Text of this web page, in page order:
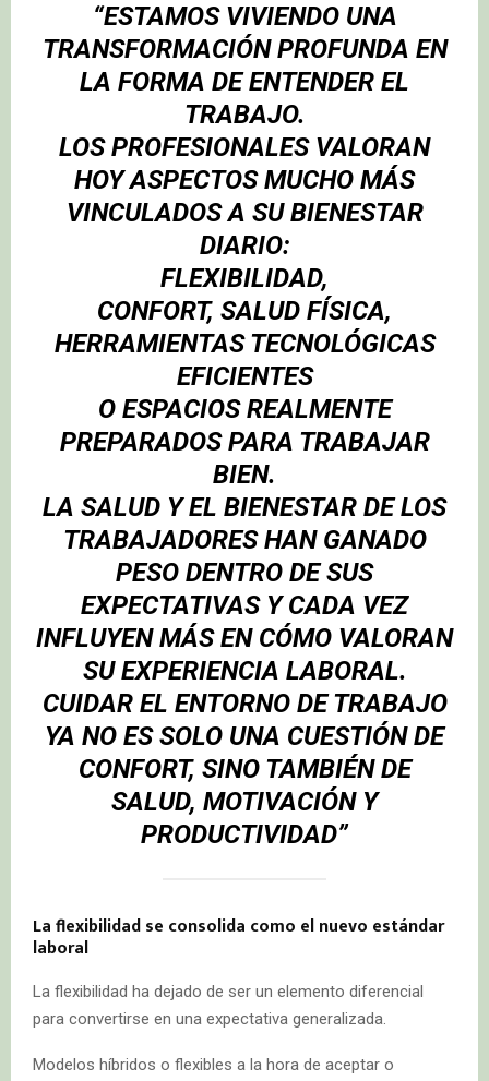
“ESTAMOS VIVIENDO UNA
TRANSFORMACIÓN PROFUNDA EN
LA FORMA DE ENTENDER EL
TRABAJO.
LOS PROFESIONALES VALORAN
HOY ASPECTOS MUCHO MÁS
VINCULADOS A SU BIENESTAR
DIARIO:
FLEXIBILIDAD,
CONFORT, SALUD FÍSICA,
HERRAMIENTAS TECNOLÓGICAS
EFICIENTES
O ESPACIOS REALMENTE
PREPARADOS PARA TRABAJAR
BIEN.
LA SALUD Y EL BIENESTAR DE LOS
TRABAJADORES HAN GANADO
PESO DENTRO DE SUS
EXPECTATIVAS Y CADA VEZ
INFLUYEN MÁS EN CÓMO VALORAN
SU EXPERIENCIA LABORAL.
CUIDAR EL ENTORNO DE TRABAJO
YA NO ES SOLO UNA CUESTIÓN DE
CONFORT, SINO TAMBIÉN DE
SALUD, MOTIVACIÓN Y
PRODUCTIVIDAD”
La flexibilidad se consolida como el nuevo estándar
laboral
La flexibilidad ha dejado de ser un elemento diferencial
para convertirse en una expectativa generalizada.
Modelos híbridos o flexibles a la hora de aceptar o